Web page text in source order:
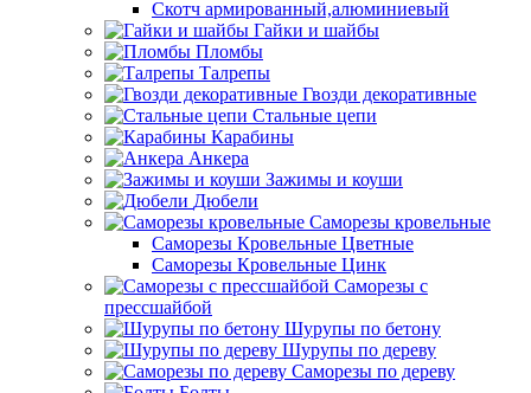
Скотч армированный,алюминиевый
Гайки и шайбы
Пломбы
Талрепы
Гвозди декоративные
Стальные цепи
Карабины
Анкера
Зажимы и коуши
Дюбели
Саморезы кровельные
Саморезы Кровельные Цветные
Саморезы Кровельные Цинк
Саморезы с
прессшайбой
Шурупы по бетону
Шурупы по дереву
Саморезы по дереву